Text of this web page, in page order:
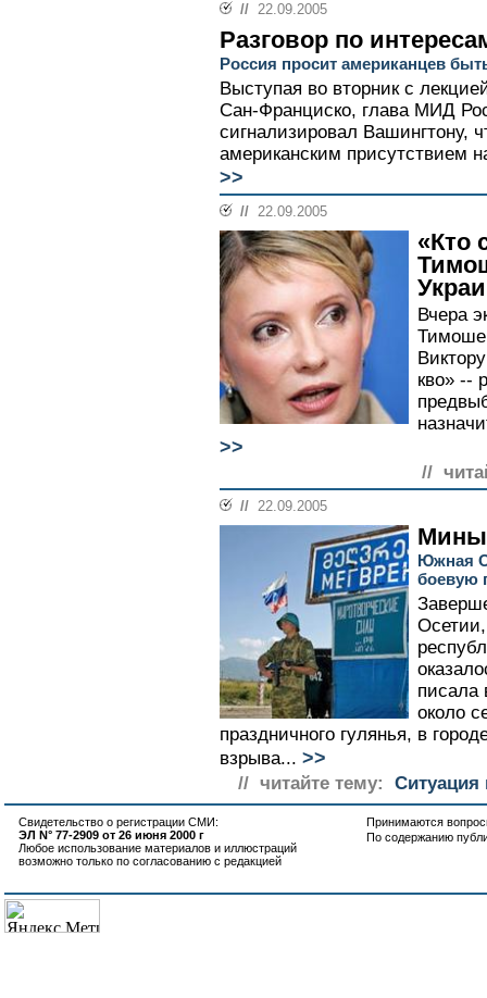
// 22.09.2005
Разговор по
Россия просит американцев
Выступая во вторник с
Сан-Франциско, глава МИД
сигнализировал Вашингтону,
американским присутствием
>>
// 22.09.2005
«Кто
Вчера
кво» --
>>
//
// 22.09.2005
Мины
Южная
боевую
писала
около
праздничного гулянья, в
взрыва... >>
// читайте тему: Ситуация
Свидетельство о регистрации СМИ:
ЭЛ N° 77-2909 от 26 июня 2000 г
Любое использование материалов и иллюстраций
возможно только по согласованию с редакцией
Принимаются
По содержанию